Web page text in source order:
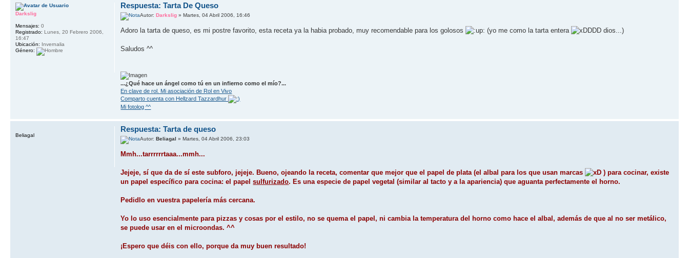
Respuesta: Tarta De Queso
Autor:Darkslig » Martes, 04 Abril 2006, 16:46
Adoro la tarta de queso, es mi postre favorito, esta receta ya la habia probado, muy recomendable para los golosos (yo me como la tarta entera DDD dios...)
Saludos ^^
...¿Qué hace un ángel como tú en un infierno como el mío?...
En clave de rol. Mi asociación de Rol en Vivo
Comparto cuenta con Hellzard Tazzardhur
Mi fotolog ^^
Darkslig
Mensajes: 0
Registrado: Lunes, 20 Febrero 2006,
16:47
Ubicación: Invernalia
Género:
Respuesta: Tarta de queso
Autor: Beliagal » Martes, 04 Abril 2006, 23:03
Mmh...tarrrrrrtaaa...mmh...
Jejeje, sí­ que da de sí­ este subforo, jejeje. Bueno, ojeando la receta, comentar que mejor que el papel de plata (el albal para los que usan marcas
) para cocinar, existe
un papel especí­fico para cocina: el papelsulfurizado. Es una especie de papel vegetal (similar al tacto y a la apariencia) que aguanta perfectamente el horno.
Pedidlo en vuestra papelerí­a más cercana.
Yo lo uso esencialmente para pizzas y cosas por el estilo, no se quema el papel, ni cambia la temperatura del horno como hace el albal, además de que al no ser metálico,
se puede usar en el microondas. ^^
¡Espero que déis con ello, porque da muy buen resultado!
Beliagal